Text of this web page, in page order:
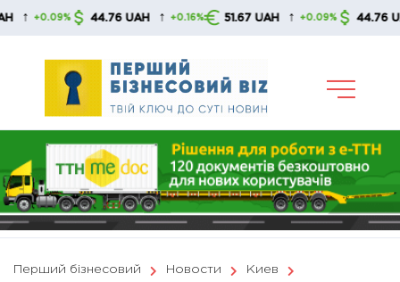
Skip
+0.09% 44.76 UAH ↑ +0.16% 51.67 UAH ↑ +0.09% 44.76 UAH ↑
Перший бізнесовий Новости
Киев